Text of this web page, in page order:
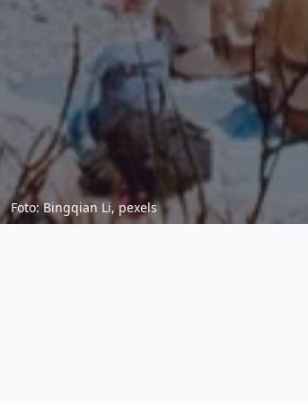
Foto: Bingqian Li, pexels